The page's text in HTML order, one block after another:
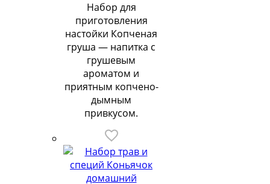
Набор для
приготовления
настойки Копченая
груша — напитка с
грушевым
ароматом и
приятным копчено-
дымным
привкусом.